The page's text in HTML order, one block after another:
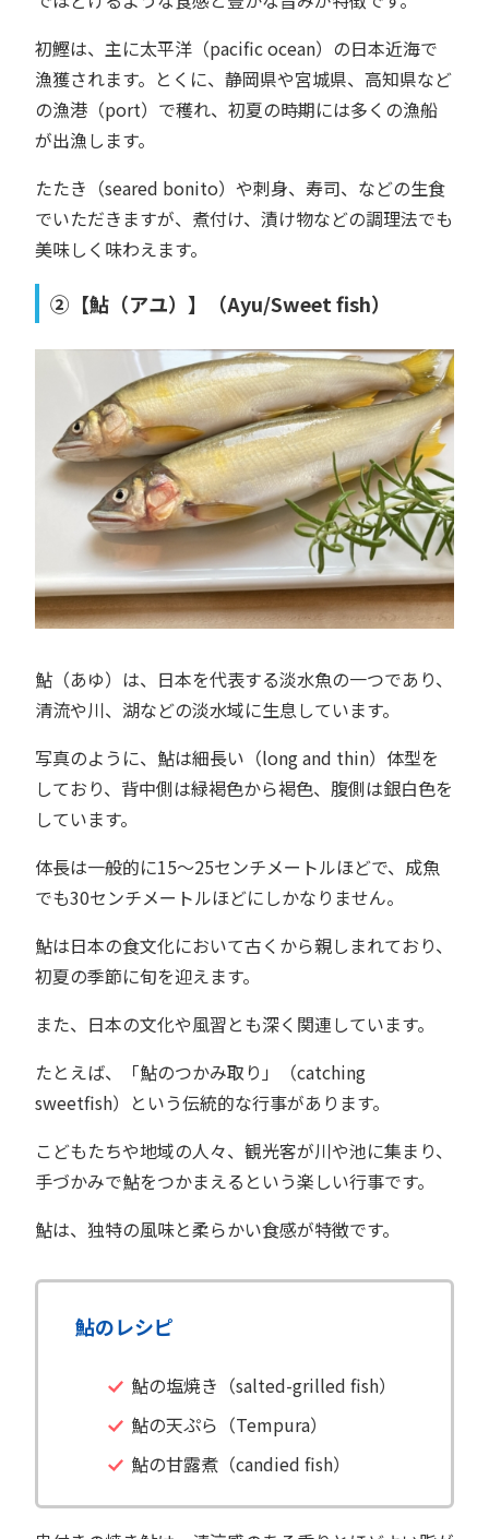
初鰹は、主に太平洋（pacific ocean）の日本近海で
漁獲されます。とくに、静岡県や宮城県、高知県など
の漁港（port）で穫れ、初夏の時期には多くの漁船
が出漁します。
たたき（seared bonito）や刺身、寿司、などの生食
でいただきますが、煮付け、漬け物などの調理法でも
美味しく味わえます。
②【鮎（アユ）】（Ayu/Sweet fish）
鮎（あゆ）は、日本を代表する淡水魚の一つであり、
清流や川、湖などの淡水域に生息しています。
写真のように、鮎は細長い（long and thin）体型を
しており、背中側は緑褐色から褐色、腹側は銀白色を
しています。
体長は一般的に15〜25センチメートルほどで、成魚
でも30センチメートルほどにしかなりません。
鮎は日本の食文化において古くから親しまれており、
初夏の季節に旬を迎えます。
また、日本の文化や風習とも深く関連しています。
たとえば、「鮎のつかみ取り」（catching
sweetfish）という伝統的な行事があります。
こどもたちや地域の人々、観光客が川や池に集まり、
手づかみで鮎をつかまえるという楽しい行事です。
鮎は、独特の風味と柔らかい食感が特徴です。
鮎のレシピ
鮎の塩焼き（salted-grilled fish）
鮎の天ぷら（Tempura）
鮎の甘露煮（candied fish）